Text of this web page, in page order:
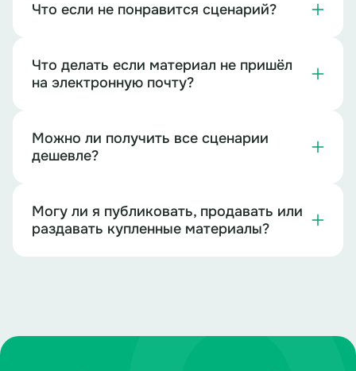
Что если не понравится сценарий?
Что делать если материал не пришёл
на электронную почту?
Можно ли получить все сценарии
дешевле?
Могу ли я публиковать, продавать или
раздавать купленные материалы?